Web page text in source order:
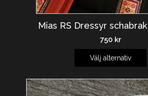
Mias RS Dressyr
750 kr
Välj alternativ